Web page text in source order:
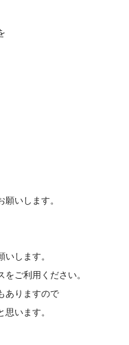
いします。
します。
ご利用ください。
ありますので
います。